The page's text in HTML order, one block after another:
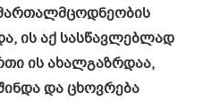
ის აქ სასწავლებლად
ის ახალგაზრდაა,
და ცხოვრება